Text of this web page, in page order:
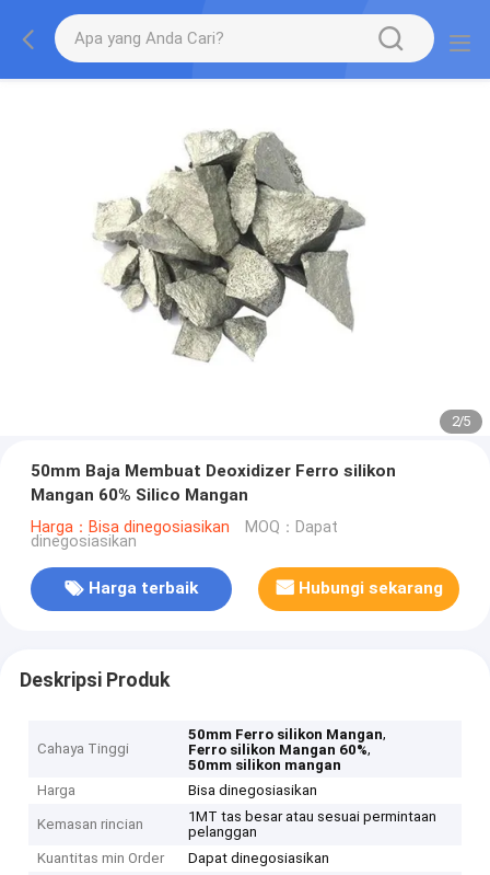
2/5
50mm Baja Membuat Deoxidizer Ferro silikon
Mangan 60% Silico Mangan
Harga：Bisa dinegosiasikan MOQ：Dapat
dinegosiasikan
Harga terbaik Hubungi sekarang
Deskripsi Produk
Cahaya Tinggi
50mm Ferro silikon Mangan,
Ferro silikon Mangan 60%,
50mm silikon mangan
Harga
Bisa dinegosiasikan
Kemasan rincian
1MT tas besar atau sesuai permintaan
pelanggan
Kuantitas min Order
Dapat dinegosiasikan